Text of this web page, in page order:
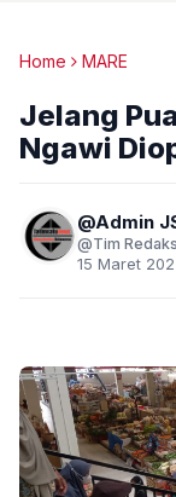
Home MARE
Jelang
Ngawi
Admin
Tim
15 Maret